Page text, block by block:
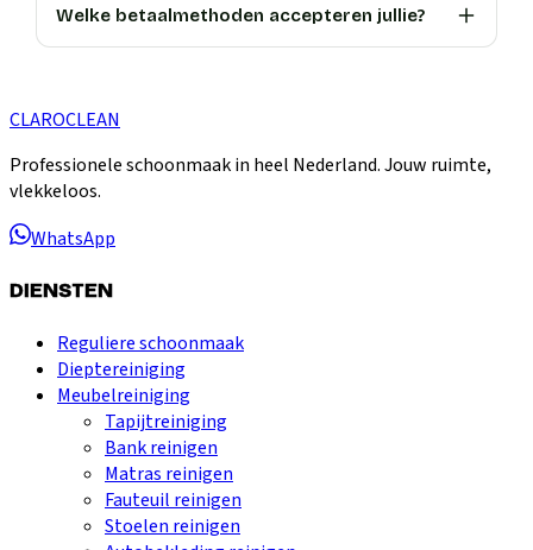
Welke betaalmethoden accepteren jullie?
CLAROCLEAN
Professionele schoonmaak in heel Nederland. Jouw ruimte,
vlekkeloos.
WhatsApp
DIENSTEN
Reguliere schoonmaak
Dieptereiniging
Meubelreiniging
Tapijtreiniging
Bank reinigen
Matras reinigen
Fauteuil reinigen
Stoelen reinigen